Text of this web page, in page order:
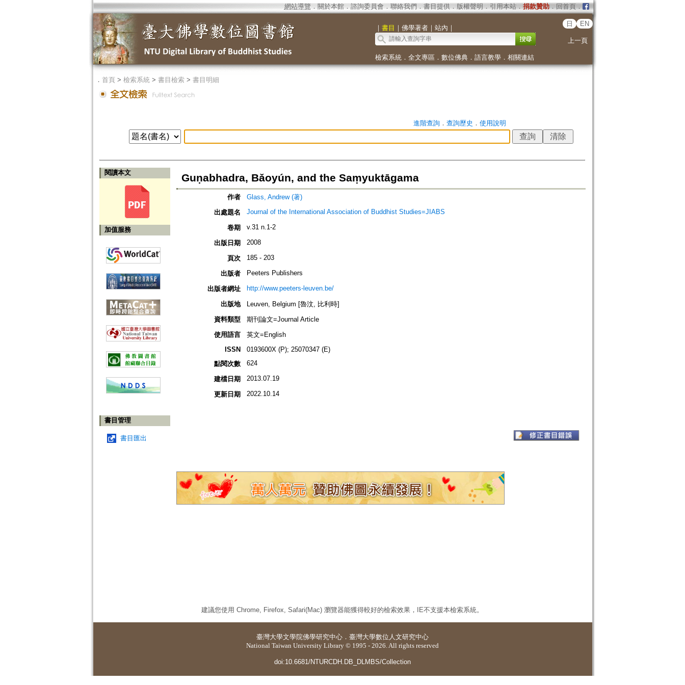
網站導覽 ． 關於本館． 諮詢委員會． 聯絡我們 ． 書目提供． 版權聲明 ． 引用本站． 捐款贊助．回首頁．
｜ 書目 ｜ 佛學著者｜ 站內 ｜
日 EN
上一頁
檢索系統． 全文專區 ． 數位佛典． 語言教學． 相關連結
． 首頁> 檢索系統> 書目檢索> 書目明細
進階查詢． 查詢歷史 ． 使用說明
閱讀本文
加值服務
書目管理
書目匯出
Guṇabhadra, Bǎoyún, and the Saṃyuktāgama
作者
Glass, Andrew (著)
出處題名
Journal of the International Association of Buddhist Studies=JIABS
卷期 v.31 n.1-2
出版日期 2008
頁次 185 - 203
出版者 Peeters Publishers
出版者網址 http://www.peeters-leuven.be/
出版地
Leuven, Belgium [魯汶, 比利時]
資料類型
期刊論文=Journal Article
使用語言
英文=English
ISSN
0193600X (P); 25070347 (E)
點閱次數
624
建檔日期 2013.07.19
更新日期 2022.10.14
建議您使用 Chrome, Firefox, Safari(Mac) 瀏覽器能獲得較好的檢索效果，IE不支援本檢索系統。
臺灣大學文學院佛學研究中心 ． 臺灣大學數位人文研究中心
National Taiwan University Library © 1995 - 2026. All rights reserved
doi:10.6681/NTURCDH.DB_DLMBS/Collection